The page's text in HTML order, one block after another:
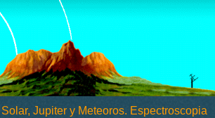
Jupiter y Meteoros. Espectroscopia